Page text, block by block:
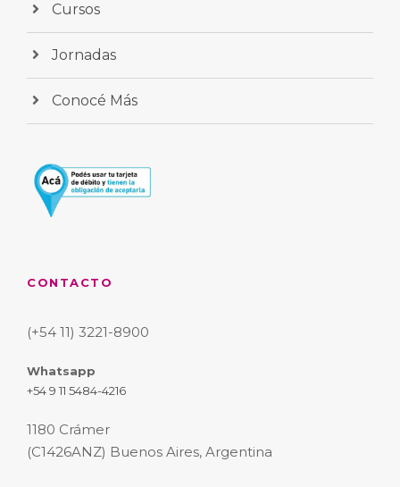
Cursos
Jornadas
Conocé Más
CONTACTO
(+54 11) 3221-8900
Whatsapp
+54 9 11 5484-4216
1180 Crámer
(C1426ANZ) Buenos Aires, Argentina